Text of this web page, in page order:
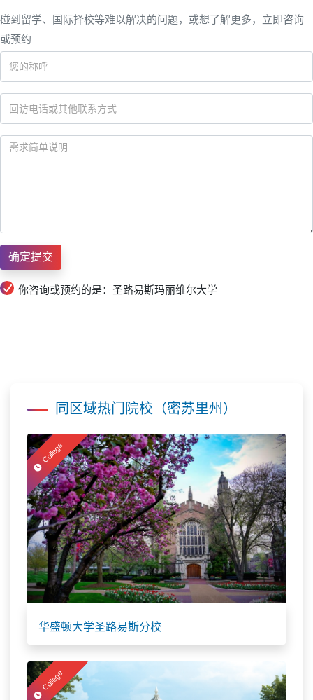
碰到留学、国际择校等难以解决的问题，或想了解更多，立即咨询
或预约
你咨询或预约的是：圣路易斯玛丽维尔大学
同区域热门院校（密苏里州）
College
华盛顿大学圣路易斯分校
College